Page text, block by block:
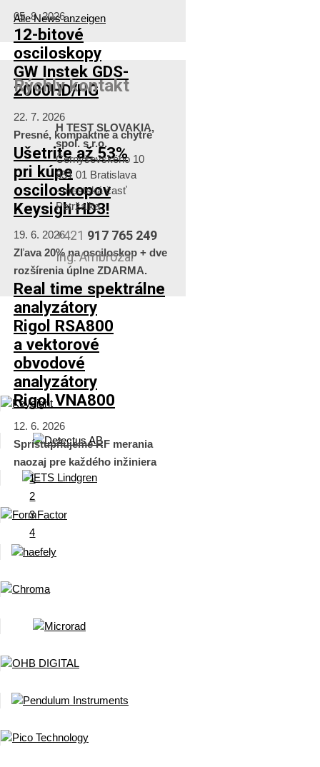
05. 8. 2026
12-bitové
osciloskopy
GW Instek GDS-
2000HD/HG
22. 7. 2026
Presné, kompaktné a chytré
Ušetrite až 53%
pri kúpe
osciloskopov
Keysigh HD3!
19. 6. 2026
Zľava 20% na osciloskop + dve
rozšírenia úplne ZDARMA.
Real time spektrálne
analyzátory
Rigol RSA800
a vektorové
obvodové
analyzátory
Rigol VNA800
12. 6. 2026
Sprístupňujeme RF merania
naozaj pre každého inžiniera
1
2
3
4
Alle News anzeigen
Rýchly kontakt
H TEST SLOVAKIA,
spol. s r.o.
Černyševského 10
851 01 Bratislava
- mestská časť
Petržalka
+421 917 765 249
Ing. Ambrózai